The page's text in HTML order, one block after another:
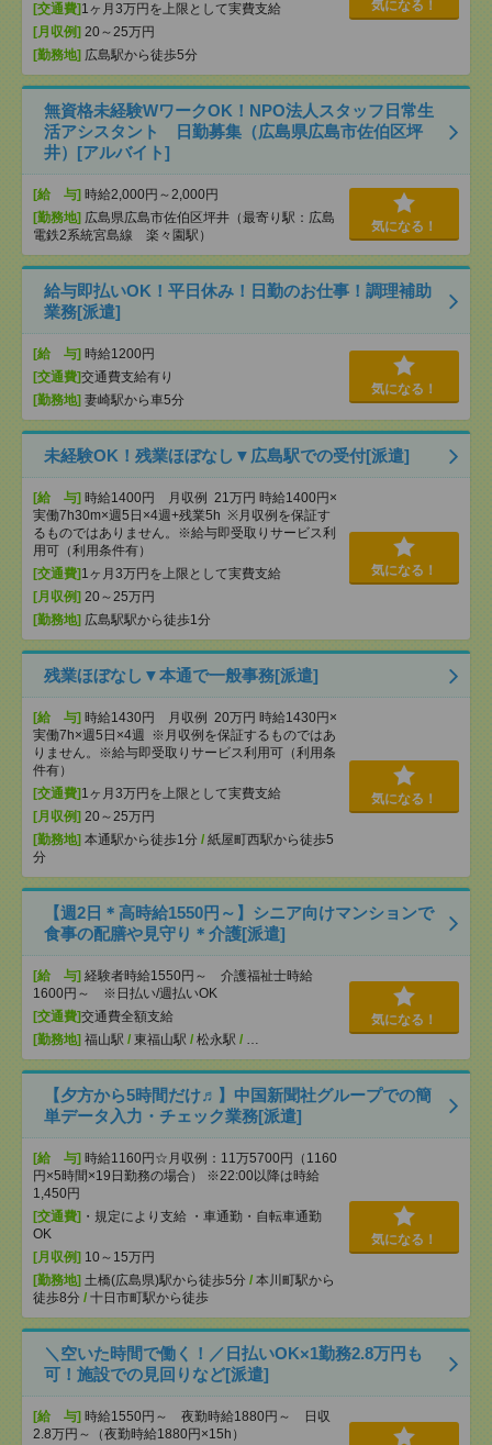
[交通費] 1ヶ月3万円を上限として実費支給
[月収例] 20～25万円
[勤務地] 広島駅から徒歩5分
気になる！
無資格未経験WワークOK！NPO法人スタッフ日常生
活アシスタント 日勤募集（広島県広島市佐伯区坪
井）[アルバイト]
[給 与] 時給2,000円～2,000円
[勤務地] 広島県広島市佐伯区坪井（最寄り駅：広島
電鉄2系統宮島線 楽々園駅）
気になる！
給与即払いOK！平日休み！日勤のお仕事！調理補助
業務[派遣]
[給 与] 時給1200円
[交通費]交通費支給有り
[勤務地] 妻崎駅から車5分
気になる！
未経験OK！残業ほぼなし▼広島駅での受付[派遣]
[給 与] 時給1400円 月収例 21万円 時給1400円×
実働7h30m×週5日×4週+残業5h ※月収例を保証す
るものではありません。※給与即受取りサービス利
用可（利用条件有）
[交通費] 1ヶ月3万円を上限として実費支給
[月収例] 20～25万円
[勤務地] 広島駅駅から徒歩1分
気になる！
残業ほぼなし▼本通で一般事務[派遣]
[給 与] 時給1430円 月収例 20万円 時給1430円×
実働7h×週5日×4週 ※月収例を保証するものではあ
りません。※給与即受取りサービス利用可（利用条
件有）
[交通費] 1ヶ月3万円を上限として実費支給
[月収例] 20～25万円
[勤務地] 本通駅から徒歩1分 / 紙屋町西駅から徒歩5
分
気になる！
【週2日＊高時給1550円～】シニア向けマンションで
食事の配膳や見守り＊介護[派遣]
[給 与] 経験者時給1550円～ 介護福祉士時給
1600円～ ※日払い/週払いOK
[交通費]交通費全額支給
[勤務地] 福山駅 / 東福山駅 / 松永駅 / …
気になる！
【夕方から5時間だけ♬】中国新聞社グループでの簡
単データ入力・チェック業務[派遣]
[給 与] 時給1160円☆月収例：11万5700円（1160
円×5時間×19日勤務の場合） ※22:00以降は時給
1,450円
[交通費] ・規定により支給 ・車通勤・自転車通勤
OK
[月収例] 10～15万円
[勤務地] 土橋(広島県)駅から徒歩5分 / 本川町駅から
徒歩8分 / 十日市町駅から徒歩
気になる！
＼空いた時間で働く！／日払いOK×1勤務2.8万円も
可！施設での見回りなど[派遣]
[給 与] 時給1550円～ 夜勤時給1880円～ 日収
2.8万円～（夜勤時給1880円×15h）